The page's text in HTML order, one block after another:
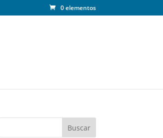
0 elementos